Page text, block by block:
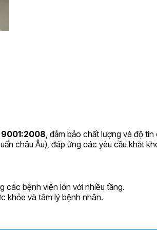
9001:2008, đảm bảo chất lượng và độ
châu Âu), đáp ứng các yêu cầu khắt
các bệnh viện lớn với nhiều tầng.
khỏe và tâm lý bệnh nhân.